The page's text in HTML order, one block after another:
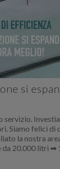
si
servizio.
Siamo felici di
la nostra
20.000 litri ➡